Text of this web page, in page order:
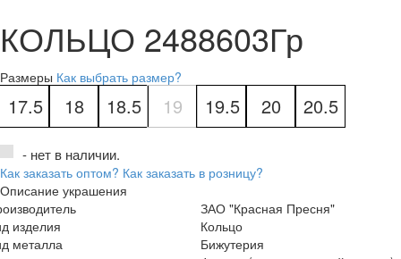
КОЛЬЦО 2488603Гр
Размеры Как выбрать размер?
17.5 18 18.5 19 19.5 20 20.5
- нет в наличии.
Как заказать оптом? Как заказать в розницу?
Описание украшения
ЗАО "Красная Пресня"
изделия
Кольцо
металла
Бижутерия